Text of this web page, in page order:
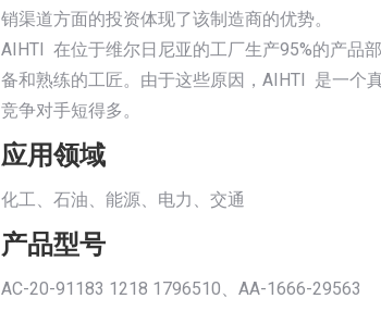
销渠道方面的投资体现了该制造商的优势。
AIHTI 在位于维尔日尼亚的工厂生产95%的产品
备和熟练的工匠。由于这些原因，AIHTI 是一个
竞争对手短得多。
应用领域
化工、石油、能源、电力、交通
产品型号
AC-20-91183 1218 1796510、AA-1666-29563